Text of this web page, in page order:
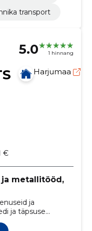
transport
5.0 1 hinnang
Harjumaa
€
metallitööd,
ja
ja täpsuse